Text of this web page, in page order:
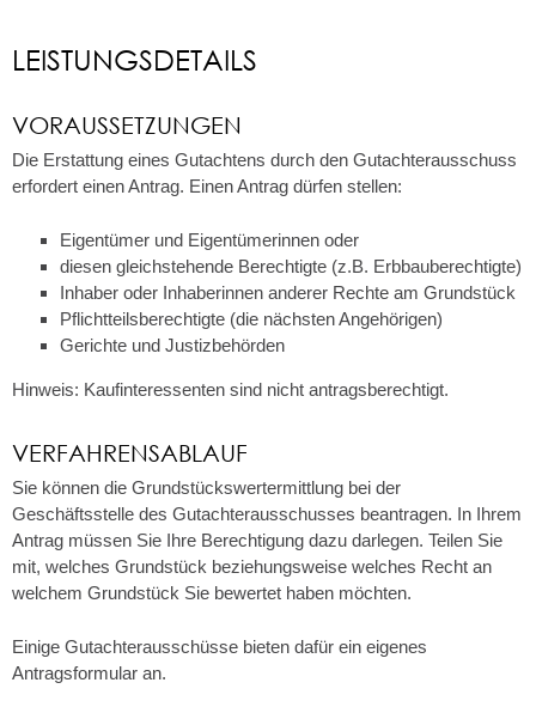
LEISTUNGSDETAILS
VORAUSSETZUNGEN
Die Erstattung eines Gutachtens durch den Gutachterausschuss
erfordert einen Antrag. Einen Antrag dürfen stellen:
Eigentümer und Eigentümerinnen oder
diesen gleichstehende Berechtigte (z.B. Erbbauberechtigte)
Inhaber oder Inhaberinnen anderer Rechte am Grundstück
Pflichtteilsberechtigte (die nächsten Angehörigen)
Gerichte und Justizbehörden
Hinweis: Kaufinteressenten sind nicht antragsberechtigt.
VERFAHRENSABLAUF
Sie können die Grundstückswertermittlung bei der
Geschäftsstelle des Gutachterausschusses beantragen. In Ihrem
Antrag müssen Sie Ihre Berechtigung dazu darlegen. Teilen Sie
mit, welches Grundstück beziehungsweise welches Recht an
welchem Grundstück Sie bewertet haben möchten.
Einige Gutachterausschüsse bieten dafür ein eigenes
Antragsformular an.